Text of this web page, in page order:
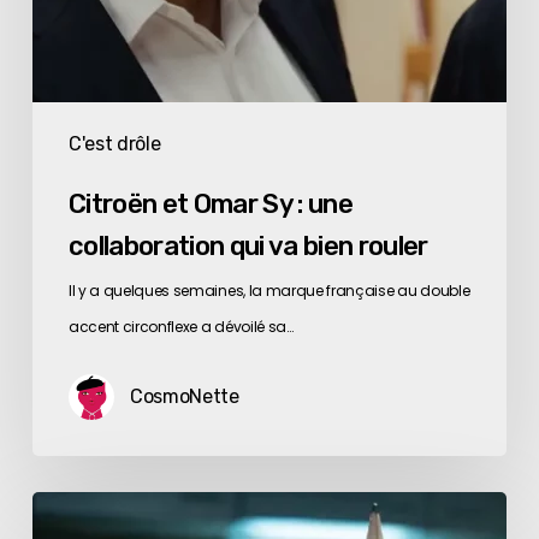
C'est drôle
Citroën et Omar Sy : une
collaboration qui va bien rouler
Il y a quelques semaines, la marque française au double
accent circonflexe a dévoilé sa…
CosmoNette
Le